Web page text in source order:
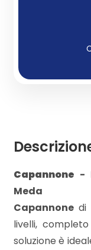
Capannone -
Meda
Capannone di
livelli,
soluzione è
Totale
mq